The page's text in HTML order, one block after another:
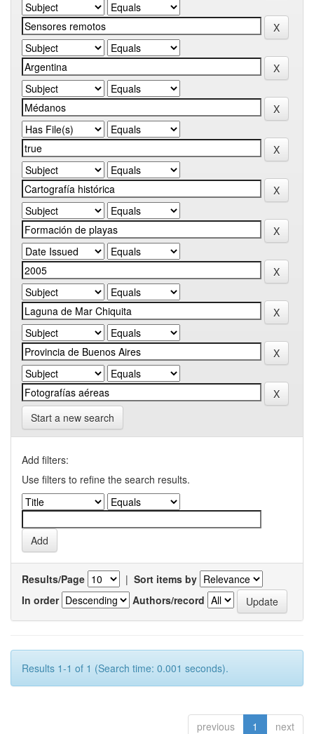
Start a new search
Add filters:
Use filters to refine the search results.
Results/Page | Sort items by
In order
Authors/record
Results 1-1 of 1 (Search time: 0.001 seconds).
previous 1 next